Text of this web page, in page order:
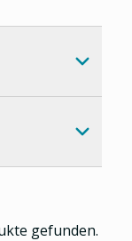
gefunden.